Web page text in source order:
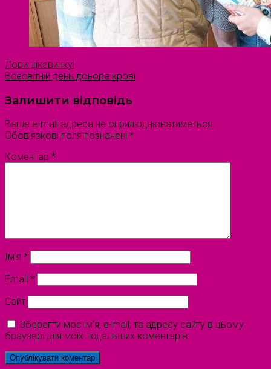
Лови цікавинку!
Всесвітній день донора крові
Залишити відповідь
Ваша e-mail адреса не оприлюднюватиметься.
Обов’язкові поля позначені *
Коментар *
Ім'я *
Email *
Сайт
Зберегти моє ім'я, e-mail, та адресу сайту в цьому
браузері для моїх подальших коментарів.